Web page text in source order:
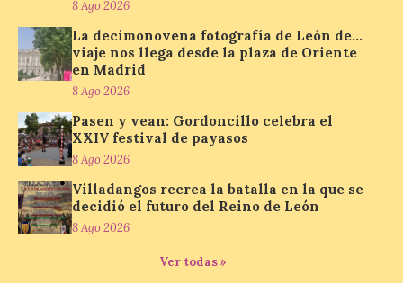
Los minerales y sus usos
más comunes centran la
nueva exposición del
Museo de la Siderurgia y
la Minería de Sabero
8 Ago 2026
inaugurará el sábado día 8
media de la mañana,
8 Ago 2026
La decimonovena fotografía de León de…
viaje nos llega desde la plaza de Oriente
en Madrid
8 Ago 2026
Pasen y vean: Gordoncillo celebra el
XXIV festival de payasos
8 Ago 2026
Villadangos recrea la batalla en la que se
decidió el futuro del Reino de León
8 Ago 2026
Ver todas »